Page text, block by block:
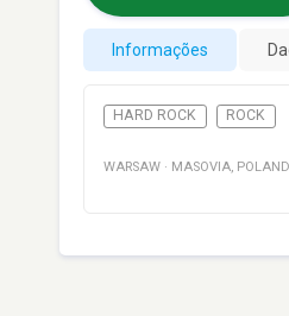
Informações
HARD ROCK ROCK
WARSAW · MASOVIA, POLAND